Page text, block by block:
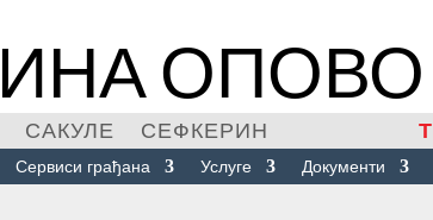
ОПОВО
САКУЛЕ СЕФКЕРИН
Сервиси грађана Услуге Документи